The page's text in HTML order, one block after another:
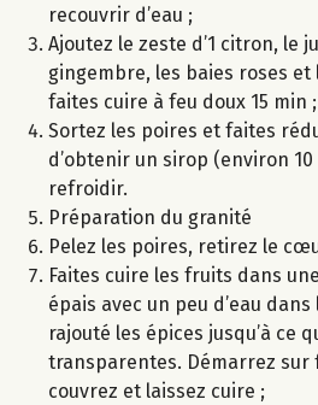
recouvrir d’eau ;
Ajoutez le zeste d’1 citron, le
gingembre, les baies roses et
faites cuire à feu doux 15 min ;
Sortez les poires et faites
d’obtenir un sirop (environ 10
refroidir.
Préparation du granité
Pelez les poires, retirez le
Faites cuire les fruits dans
épais avec un peu d’eau
rajouté les épices jusqu’à ce
transparentes. Démarrez sur
couvrez et laissez cuire ;